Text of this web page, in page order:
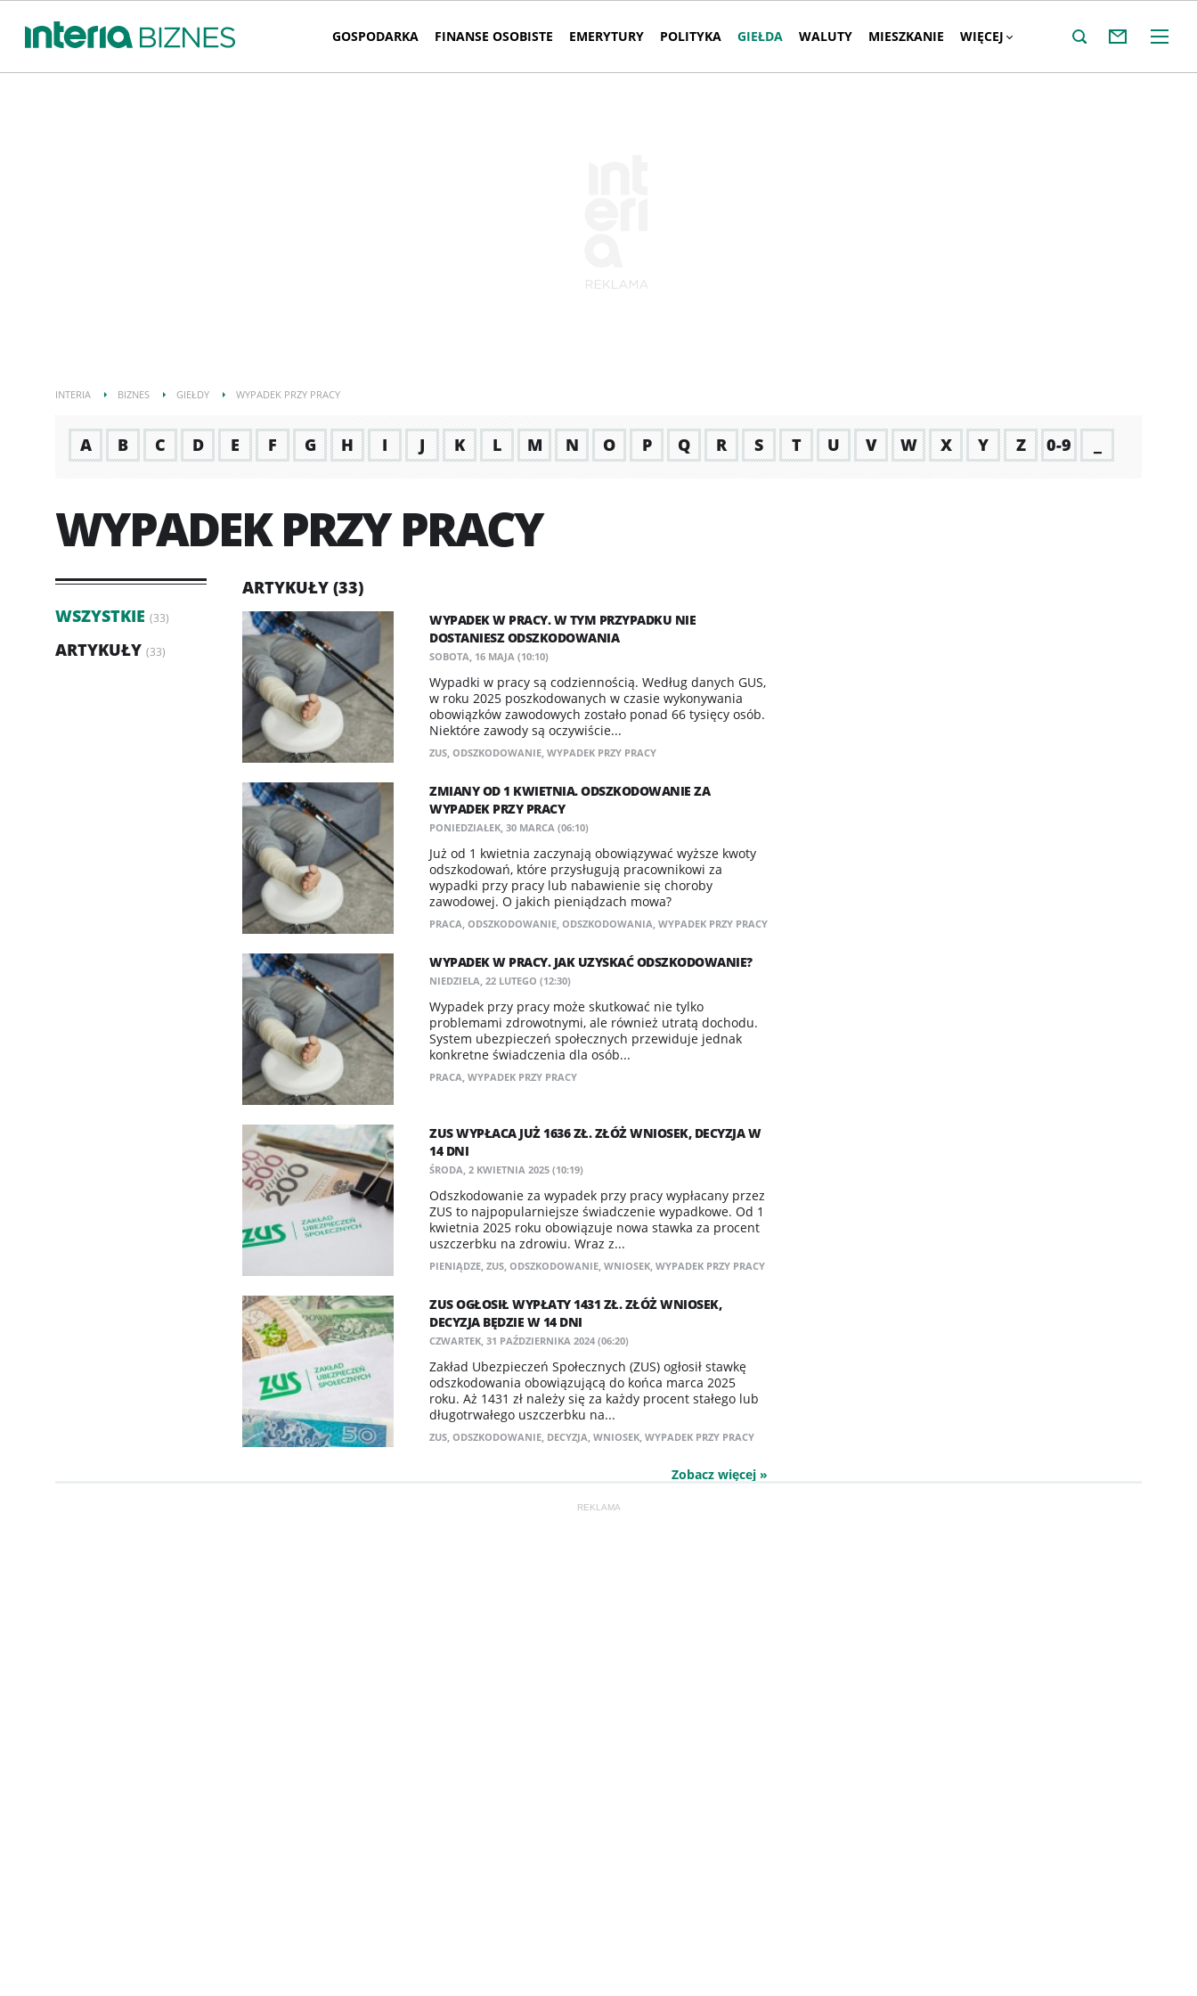
GOSPODARKA FINANSE OSOBISTE EMERYTURY POLITYKA GIEŁDA WALUTY MIESZKANIE WIĘCEJ
INTERIA BIZNES GIEŁDY WYPADEK PRZY PRACY
A B C D E F G H I J K L M N O P Q R S T U V W X Y Z 0-9
WYPADEK PRZY PRACY
WSZYSTKIE (33)
ARTYKUŁY (33)
ARTYKUŁY (33)
WYPADEK W PRACY. W TYM PRZYPADKU NIE
DOSTANIESZ ODSZKODOWANIA
SOBOTA, 16 MAJA (10:10)
Wypadki w pracy są codziennością. Według danych GUS,
w roku 2025 poszkodowanych w czasie wykonywania
obowiązków zawodowych zostało ponad 66 tysięcy osób.
Niektóre zawody są oczywiście...
ZUS, ODSZKODOWANIE, WYPADEK PRZY PRACY
ZMIANY OD 1 KWIETNIA. ODSZKODOWANIE ZA
WYPADEK PRZY PRACY
PONIEDZIAŁEK, 30 MARCA (06:10)
Już od 1 kwietnia zaczynają obowiązywać wyższe kwoty
odszkodowań, które przysługują pracownikowi za
wypadki przy pracy lub nabawienie się choroby
zawodowej. O jakich pieniądzach mowa?
PRACA, ODSZKODOWANIE, ODSZKODOWANIA, WYPADEK PRZY PRACY
WYPADEK W PRACY. JAK UZYSKAĆ ODSZKODOWANIE?
NIEDZIELA, 22 LUTEGO (12:30)
Wypadek przy pracy może skutkować nie tylko
problemami zdrowotnymi, ale również utratą dochodu.
System ubezpieczeń społecznych przewiduje jednak
konkretne świadczenia dla osób...
PRACA, WYPADEK PRZY PRACY
ZUS WYPŁACA JUŻ 1636 ZŁ. ZŁÓŻ WNIOSEK, DECYZJA W
14 DNI
ŚRODA, 2 KWIETNIA 2025 (10:19)
Odszkodowanie za wypadek przy pracy wypłacany przez
ZUS to najpopularniejsze świadczenie wypadkowe. Od 1
kwietnia 2025 roku obowiązuje nowa stawka za procent
uszczerbku na zdrowiu. Wraz z...
PIENIĄDZE, ZUS, ODSZKODOWANIE, WNIOSEK, WYPADEK PRZY PRACY
ZUS OGŁOSIŁ WYPŁATY 1431 ZŁ. ZŁÓŻ WNIOSEK,
DECYZJA BĘDZIE W 14 DNI
CZWARTEK, 31 PAŹDZIERNIKA 2024 (06:20)
Zakład Ubezpieczeń Społecznych (ZUS) ogłosił stawkę
odszkodowania obowiązującą do końca marca 2025
roku. Aż 1431 zł należy się za każdy procent stałego lub
długotrwałego uszczerbku na...
ZUS, ODSZKODOWANIE, DECYZJA, WNIOSEK, WYPADEK PRZY PRACY
Zobacz więcej »
REKLAMA